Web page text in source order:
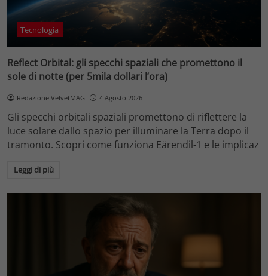
Tecnologia
Reflect Orbital: gli specchi spaziali che promettono il
sole di notte (per 5mila dollari l’ora)
Redazione VelvetMAG 4 Agosto 2026
Gli specchi orbitali spaziali promettono di riflettere la
luce solare dallo spazio per illuminare la Terra dopo il
tramonto. Scopri come funziona Eärendil-1 e le implicaz
Leggi di più